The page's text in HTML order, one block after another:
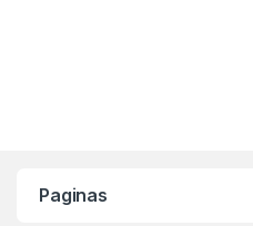
Paginas